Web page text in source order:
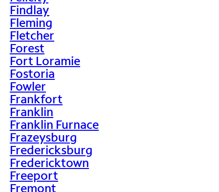
Findlay
Fleming
Fletcher
Forest
Fort Loramie
Fostoria
Fowler
Frankfort
Franklin
Franklin Furnace
Frazeysburg
Fredericksburg
Fredericktown
Freeport
Fremont